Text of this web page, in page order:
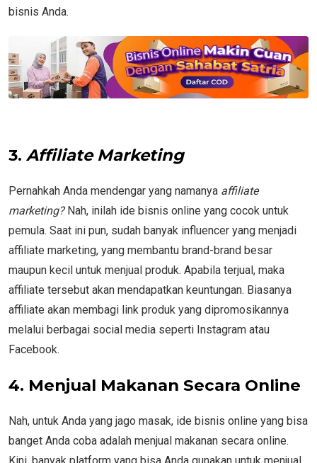
bisnis Anda.
3. Affiliate Marketing
Pernahkah Anda mendengar yang namanya affiliate
marketing?Nah, inilah ide bisnis online yang cocok untuk
pemula. Saat ini pun, sudah banyak influencer yang menjadi
affiliate marketing, yang membantu brand-brand besar
maupun kecil untuk menjual produk. Apabila terjual, maka
affiliate tersebut akan mendapatkan keuntungan. Biasanya
affiliate akan membagi link produk yang dipromosikannya
melalui berbagai social media seperti Instagram atau
Facebook.
4. Menjual Makanan Secara Online
Nah, untuk Anda yang jago masak, ide bisnis online yang bisa
banget Anda coba adalah menjual makanan secara online.